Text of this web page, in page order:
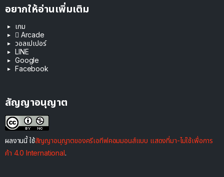
อยากให้อ่านเพิ่มเติม
เกม
 Arcade
วอลเปเปอร์
LINE
Google
Facebook
สัญญาอนุญาต
ผลงานนี้ ใช้สัญญาอนุญาตของครีเอทีฟคอมมอนส์แบบ แสดงที่มา-ไม่ใช้เพื่อการ
ค้า 4.0 International.